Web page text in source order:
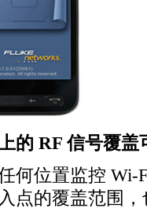
的 RF 信号覆盖
何位置监控 Wi-
点的覆盖范围